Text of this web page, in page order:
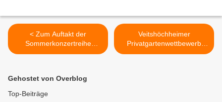
< Zum Auftakt der
Sommerkonzertreihe
begeisterte das Hot & Cool-
Veitshöchheimer
Privatgartenwettbewerb
2011 - Fotos nun komplett
Gehostet von Overblog
Top-Beiträge